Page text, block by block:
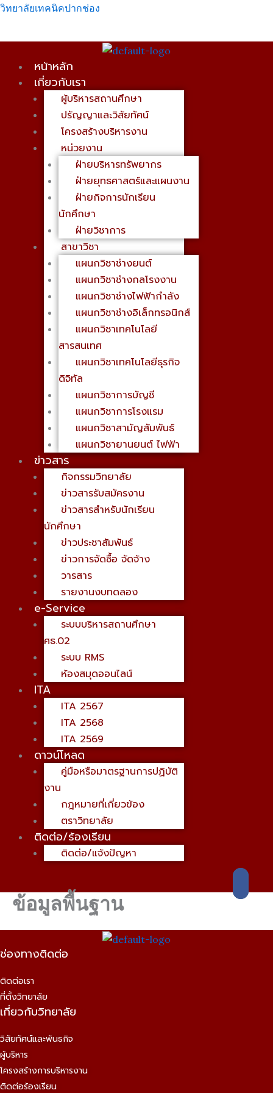
Skip
content
วิทยาลัยเทคนิคปากช่อง
เมนู
หน้าหลัก
เกี่ยวกับเรา
ผู้บริหารสถานศึกษา
ปรัญญาและวิสัยทัศน์
โครงสร้างบริหารงาน
หน่วยงาน
ฝ่ายบริหารทรัพยากร
ฝ่ายยุทธศาสตร์และแผนงาน
ฝ่ายกิจการนักเรียน
นักศึกษา
ฝ่ายวิชาการ
สาขาวิชา
แผนกวิชาช่างยนต์
แผนกวิชาช่างกลโรงงาน
แผนกวิชาช่างไฟฟ้ากำลัง
แผนกวิชาช่างอิเล็กทรอนิกส์
แผนกวิชาเทคโนโลยี
สารสนเทศ
แผนกวิชาเทคโนโลยีธุรกิจ
ดิจิทัล
แผนกวิชาการบัญชี
แผนกวิชาการโรงแรม
แผนกวิชาสามัญสัมพันธ์
แผนกวิชายานยนต์ ไฟฟ้า
ข่าวสาร
กิจกรรมวิทยาลัย
ข่าวสารรับสมัครงาน
ข่าวสารสำหรับนักเรียน
นักศึกษา
ข่าวประชาสัมพันธ์
ข่าวการจัดซื้อ จัดจ้าง
วารสาร
รายงานงบทดลอง
e-Service
ระบบบริหารสถานศึกษา
ศธ.02
ระบบ RMS
ห้องสมุดออนไลน์
ITA
ITA 2567
ITA 2568
ITA 2569
ดาวน์โหลด
คู่มือหรือมาตรฐานการปฏิบัติ
งาน
กฎหมายที่เกี่ยวข้อง
ตราวิทยาลัย
ติดต่อ/ร้องเรียน
ติดต่อ/แจ้งปัญหา
ข้อมูลพื้นฐาน
ช่องทางติดต่อ
ติดต่อเรา
ที่ตั้งวิทยาลัย
เกี่ยวกับวิทยาลัย
วิสัยทัศน์และพันธกิจ
ผู้บริหาร
โครงสร้างการบริหารงาน
ติดต่อร้องเรียน